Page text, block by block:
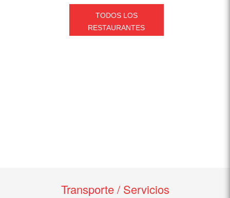
TODOS LOS
RESTAURANTES
Transporte / Servicios